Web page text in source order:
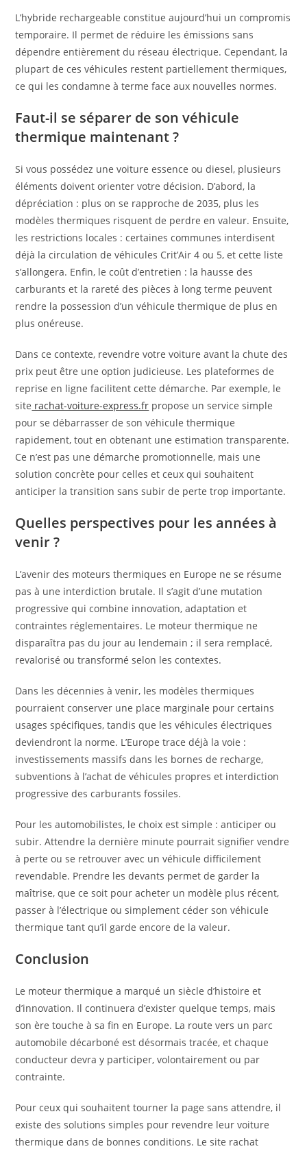
L’hybride rechargeable constitue aujourd’hui un compromis
temporaire. Il permet de réduire les émissions sans
dépendre entièrement du réseau électrique. Cependant, la
plupart de ces véhicules restent partiellement thermiques,
ce qui les condamne à terme face aux nouvelles normes.
Faut-il se séparer de son véhicule
thermique maintenant ?
Si vous possédez une voiture essence ou diesel, plusieurs
éléments doivent orienter votre décision. D’abord, la
dépréciation : plus on se rapproche de 2035, plus les
modèles thermiques risquent de perdre en valeur. Ensuite,
les restrictions locales : certaines communes interdisent
déjà la circulation de véhicules Crit’Air 4 ou 5, et cette liste
s’allongera. Enfin, le coût d’entretien : la hausse des
carburants et la rareté des pièces à long terme peuvent
rendre la possession d’un véhicule thermique de plus en
plus onéreuse.
Dans ce contexte, revendre votre voiture avant la chute des
prix peut être une option judicieuse. Les plateformes de
reprise en ligne facilitent cette démarche. Par exemple, le
site rachat-voiture-express.fr propose un service simple
pour se débarrasser de son véhicule thermique
rapidement, tout en obtenant une estimation transparente.
Ce n’est pas une démarche promotionnelle, mais une
solution concrète pour celles et ceux qui souhaitent
anticiper la transition sans subir de perte trop importante.
Quelles perspectives pour les années à
venir ?
L’avenir des moteurs thermiques en Europe ne se résume
pas à une interdiction brutale. Il s’agit d’une mutation
progressive qui combine innovation, adaptation et
contraintes réglementaires. Le moteur thermique ne
disparaîtra pas du jour au lendemain ; il sera remplacé,
revalorisé ou transformé selon les contextes.
Dans les décennies à venir, les modèles thermiques
pourraient conserver une place marginale pour certains
usages spécifiques, tandis que les véhicules électriques
deviendront la norme. L’Europe trace déjà la voie :
investissements massifs dans les bornes de recharge,
subventions à l’achat de véhicules propres et interdiction
progressive des carburants fossiles.
Pour les automobilistes, le choix est simple : anticiper ou
subir. Attendre la dernière minute pourrait signifier vendre
à perte ou se retrouver avec un véhicule difficilement
revendable. Prendre les devants permet de garder la
maîtrise, que ce soit pour acheter un modèle plus récent,
passer à l’électrique ou simplement céder son véhicule
thermique tant qu’il garde encore de la valeur.
Conclusion
Le moteur thermique a marqué un siècle d’histoire et
d’innovation. Il continuera d’exister quelque temps, mais
son ère touche à sa fin en Europe. La route vers un parc
automobile décarboné est désormais tracée, et chaque
conducteur devra y participer, volontairement ou par
contrainte.
Pour ceux qui souhaitent tourner la page sans attendre, il
existe des solutions simples pour revendre leur voiture
thermique dans de bonnes conditions. Le site rachat